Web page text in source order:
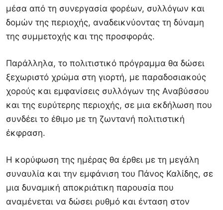
μέσα από τη συνεργασία φορέων, συλλόγων και
δομών της περιοχής, αναδεικνύοντας τη δύναμη
της συμμετοχής και της προσφοράς.
Παράλληλα, το πολιτιστικό πρόγραμμα θα δώσει
ξεχωριστό χρώμα στη γιορτή, με παραδοσιακούς
χορούς και εμφανίσεις συλλόγων της Αναβύσσου
και της ευρύτερης περιοχής, σε μια εκδήλωση που
συνδέει το έθιμο με τη ζωντανή πολιτιστική
έκφραση.
Η κορύφωση της ημέρας θα έρθει με τη μεγάλη
συναυλία και την εμφάνιση του Πάνος Καλίδης, σε
μια δυναμική αποκριάτικη παρουσία που
αναμένεται να δώσει ρυθμό και ένταση στον